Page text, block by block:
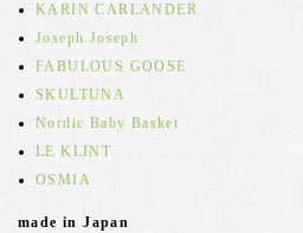
KARIN CARLANDER
Joseph Joseph
FABULOUS GOOSE
SKULTUNA
Nordic Baby Basket
LE KLINT
OSMIA
made in Japan